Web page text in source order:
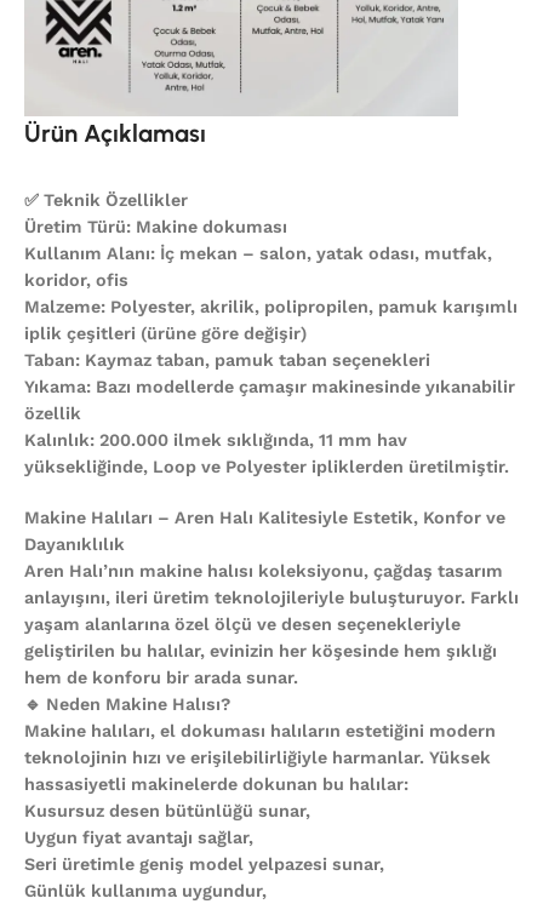
Ürün Açıklaması
✅ Teknik Özellikler
Üretim Türü: Makine dokuması
Kullanım Alanı: İç mekan – salon, yatak odası, mutfak,
koridor, ofis
Malzeme: Polyester, akrilik, polipropilen, pamuk karışımlı
iplik çeşitleri (ürüne göre değişir)
Taban: Kaymaz taban, pamuk taban seçenekleri
Yıkama: Bazı modellerde çamaşır makinesinde yıkanabilir
özellik
Kalınlık: 200.000 ilmek sıklığında, 11 mm hav
yüksekliğinde, Loop ve Polyester ipliklerden üretilmiştir.
Makine Halıları – Aren Halı Kalitesiyle Estetik, Konfor ve
Dayanıklılık
Aren Halı’nın makine halısı koleksiyonu, çağdaş tasarım
anlayışını, ileri üretim teknolojileriyle buluşturuyor. Farklı
yaşam alanlarına özel ölçü ve desen seçenekleriyle
geliştirilen bu halılar, evinizin her köşesinde hem şıklığı
hem de konforu bir arada sunar.
🔹 Neden Makine Halısı?
Makine halıları, el dokuması halıların estetiğini modern
teknolojinin hızı ve erişilebilirliğiyle harmanlar. Yüksek
hassasiyetli makinelerde dokunan bu halılar:
Kusursuz desen bütünlüğü sunar,
Uygun fiyat avantajı sağlar,
Seri üretimle geniş model yelpazesi sunar,
Günlük kullanıma uygundur,